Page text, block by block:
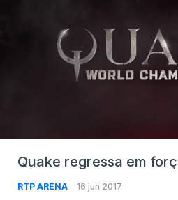
Quake regressa em
RTP ARENA 16 jun 2017